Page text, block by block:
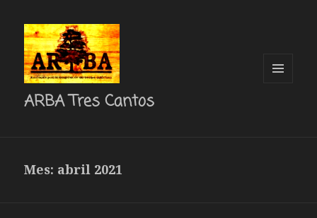
ARBA Tres Cantos
Mes: abril 2021